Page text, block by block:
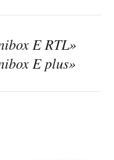
E RTL»
E plus»